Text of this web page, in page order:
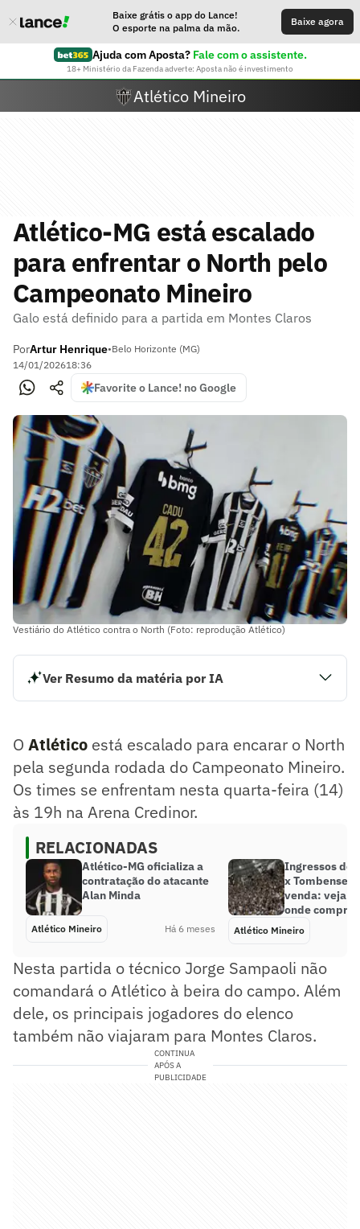
Baixe grátis o app do Lance!
O esporte na palma da mão.
Baixe agora
Ajuda com Aposta? Fale com o assistente.
18+ Ministério da Fazenda adverte: Aposta não é investimento
Atlético Mineiro
Atlético-MG está escalado
para enfrentar o North pelo
Campeonato Mineiro
Galo está definido para a partida em Montes Claros
PorArtur Henrique•Belo Horizonte (MG)
14/01/202618:36
Favorite o Lance! no Google
Vestiário do Atlético contra o North (Foto: reprodução Atlético)
Ver Resumo da matéria por IA
Resumo supervisionado pelo jornalista!
O Atlético está escalado para encarar o North
pela segunda rodada do Campeonato Mineiro.
Os times se enfrentam nesta quarta-feira (14)
às 19h na Arena Credinor.
RELACIONADAS
Atlético-MG oficializa a
contratação do atacante
Alan Minda
Atlético Mineiro Há 6 meses
Ingressos de
x Tombense
venda: veja
onde comprar
Atlético Mineiro
Nesta partida o técnico Jorge Sampaoli não
comandará o Atlético à beira do campo. Além
dele, os principais jogadores do elenco
também não viajaram para Montes Claros.
CONTINUA
APÓS A
PUBLICIDADE